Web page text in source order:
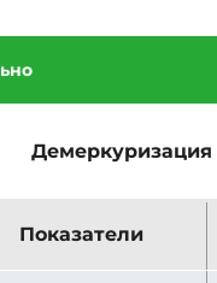
Демеркуризация
Показатели